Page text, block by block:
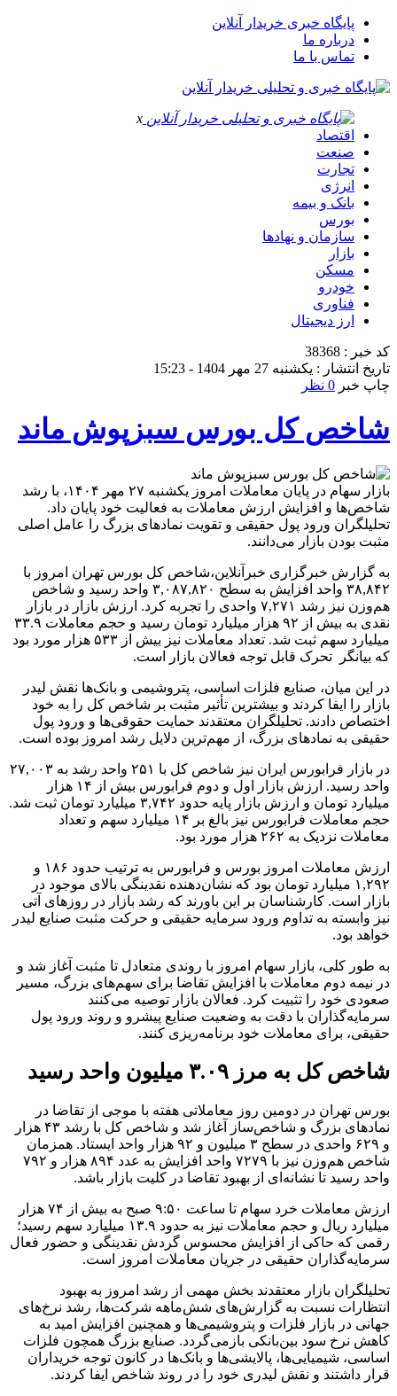
پایگاه خبری خریدار آنلاین
درباره ما
تماس با ما
x
اقتصاد
صنعت
تجارت
انرژی
بانک و بیمه
بورس
سازمان و نهادها
بازار
مسکن
خودرو
فناوری
ارز دیجیتال
کد خبر : 38368
تاریخ انتشار : یکشنبه 27 مهر 1404 - 15:23
چاپ خبر 0 نظر
شاخص‌ کل بورس سبزپوش ماند
بازار سهام در پایان معاملات امروز یکشنبه ۲۷ مهر ۱۴۰۴، با رشد
شاخص‌ها و افزایش ارزش معاملات به فعالیت خود پایان داد.
تحلیلگران ورود پول حقیقی و تقویت نمادهای بزرگ را عامل اصلی
مثبت بودن بازار می‌دانند.
به گزارش خبرگزاری خبرآنلاین،شاخص کل بورس تهران امروز با
۳۸,۸۴۲ واحد افزایش به سطح ۳,۰۸۷,۸۲۰ واحد رسید و شاخص
هم‌وزن نیز رشد ۷,۲۷۱ واحدی را تجربه کرد. ارزش بازار در بازار
نقدی به بیش از ۹۲ هزار میلیارد تومان رسید و حجم معاملات ۳۳.۹
میلیارد سهم ثبت شد. تعداد معاملات نیز بیش از ۵۳۳ هزار مورد بود
که بیانگر تحرک قابل توجه فعالان بازار است.
در این میان، صنایع فلزات اساسی، پتروشیمی و بانک‌ها نقش لیدر
بازار را ایفا کردند و بیشترین تأثیر مثبت بر شاخص کل را به خود
اختصاص دادند. تحلیلگران معتقدند حمایت حقوقی‌ها و ورود پول
حقیقی به نمادهای بزرگ، از مهم‌ترین دلایل رشد امروز بوده است.
در بازار فرابورس ایران نیز شاخص کل با ۲۵۱ واحد رشد به ۲۷,۰۰۳
واحد رسید. ارزش بازار اول و دوم فرابورس بیش از ۱۴ هزار
میلیارد تومان و ارزش بازار پایه حدود ۳,۷۴۲ میلیارد تومان ثبت شد.
حجم معاملات فرابورس نیز بالغ بر ۱۴ میلیارد سهم و تعداد
معاملات نزدیک به ۲۶۲ هزار مورد بود.
ارزش معاملات امروز بورس و فرابورس به ترتیب حدود ۱۸۶ و
۱,۲۹۲ میلیارد تومان بود که نشان‌دهنده نقدینگی بالای موجود در
بازار است. کارشناسان بر این باورند که رشد بازار در روزهای آتی
نیز وابسته به تداوم ورود سرمایه حقیقی و حرکت مثبت صنایع لیدر
خواهد بود.
به طور کلی، بازار سهام امروز با روندی متعادل تا مثبت آغاز شد و
در نیمه دوم معاملات با افزایش تقاضا برای سهم‌های بزرگ، مسیر
صعودی خود را تثبیت کرد. فعالان بازار توصیه می‌کنند
سرمایه‌گذاران با دقت به وضعیت صنایع پیشرو و روند ورود پول
حقیقی، برای معاملات خود برنامه‌ریزی کنند.
شاخص کل به مرز ۳.۰۹ میلیون واحد رسید
بورس تهران در دومین روز معاملاتی هفته با موجی از تقاضا در
نمادهای بزرگ و شاخص‌ساز آغاز شد و شاخص کل با رشد ۴۳ هزار
و ۶۲۹ واحدی در سطح ۳ میلیون و ۹۲ هزار واحد ایستاد. همزمان
شاخص هم‌وزن نیز با ۷۲۷۹ واحد افزایش به عدد ۸۹۴ هزار و ۷۹۲
واحد رسید تا نشانه‌ای از بهبود تقاضا در کلیت بازار باشد.
ارزش معاملات خرد سهام تا ساعت ۹:۵۰ صبح به بیش از ۷۴ هزار
میلیارد ریال و حجم معاملات نیز به حدود ۱۳.۹ میلیارد سهم رسید؛
رقمی که حاکی از افزایش محسوس گردش نقدینگی و حضور فعال
سرمایه‌گذاران حقیقی در جریان معاملات امروز است.
تحلیلگران بازار معتقدند بخش مهمی از رشد امروز به بهبود
انتظارات نسبت به گزارش‌های شش‌ماهه شرکت‌ها، رشد نرخ‌های
جهانی در بازار فلزات و پتروشیمی‌ها و همچنین افزایش امید به
کاهش نرخ سود بین‌بانکی بازمی‌گردد. صنایع بزرگ همچون فلزات
اساسی، شیمیایی‌ها، پالایشی‌ها و بانک‌ها در کانون توجه خریداران
قرار داشتند و نقش لیدری خود را در روند شاخص ایفا کردند.